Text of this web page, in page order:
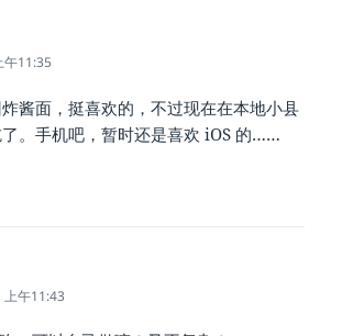
11:35
酱面，挺喜欢的，不过现在在本地小县
。手机吧，暂时还是喜欢 iOS 的……
：午11:43